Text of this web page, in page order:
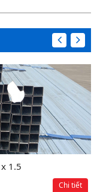
1.5
Chi tiết
Chi tiết